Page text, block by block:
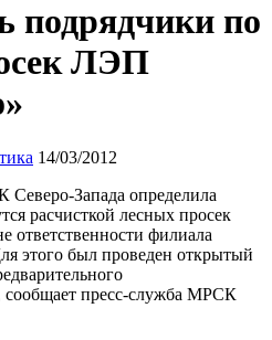
подрядчики по
ЛЭП
14/03/2012
Запада определила
расчисткой лесных просек
филиала
этого был проведен открытый
сообщает пресс-служба МРСК